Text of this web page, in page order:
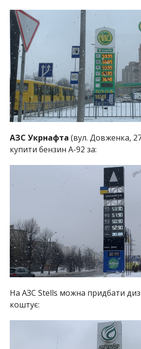
АЗС Укрнафта (вул. Довженка,
купити бензин А-92 за:
На АЗС Stells можна придбати
коштує: